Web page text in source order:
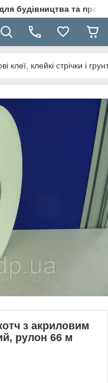
для будівництва та
клеї, клейкі стрічки і
з акриловим
рулон 66 м